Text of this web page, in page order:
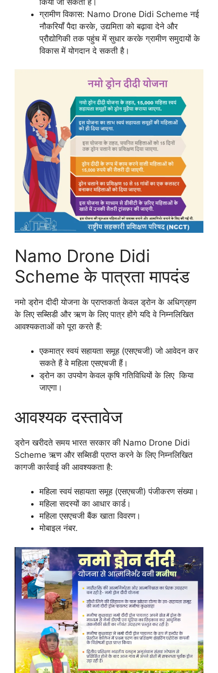
ग्रामीण विकास: Namo Drone Didi Scheme नई
नौकरियाँ पैदा करके, उद्यमिता को बढ़ावा देने और
प्रौद्योगिकी तक पहुंच में सुधार करके ग्रामीण समुदायों के
विकास में योगदान दे सकती है।
Namo Drone Didi
Scheme के पात्रता मापदंड
नमो ड्रोन दीदी योजना के प्राप्तकर्ता केवल ड्रोन के अधिग्रहण
के लिए सब्सिडी और ऋण के लिए पात्र होंगे यदि वे निम्नलिखित
आवश्यकताओं को पूरा करते हैं:
एकमात्र स्वयं सहायता समूह (एसएचजी) जो आवेदन कर
सकते हैं वे महिला एसएचजी हैं।
ड्रोन का उपयोग केवल कृषि गतिविधियों के लिए किया
जाएगा।
आवश्यक दस्तावेज
ड्रोन खरीदते समय भारत सरकार की Namo Drone Didi
Scheme ऋण और सब्सिडी प्राप्त करने के लिए निम्नलिखित
कागजी कार्रवाई की आवश्यकता है:
महिला स्वयं सहायता समूह (एसएचजी) पंजीकरण संख्या।
महिला सदस्यों का आधार कार्ड।
महिला एसएचजी बैंक खाता विवरण।
मोबाइल नंबर.